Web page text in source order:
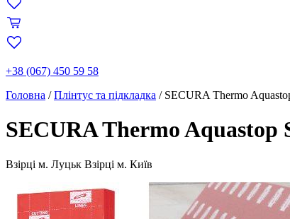
+38 (067) 450 59 58
Головна /Плінтус та підкладка / SECURA Thermo
SECURA Thermo Aquastop
Взірці м. Луцьк Взірці м. Київ